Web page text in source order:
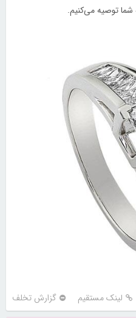
شما توصیه می‌کنیم.
لینک مستقیم گزارش تخلف